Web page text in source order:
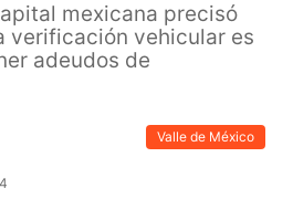
mexicana precisó
verificación vehicular es
adeudos de
Valle de México